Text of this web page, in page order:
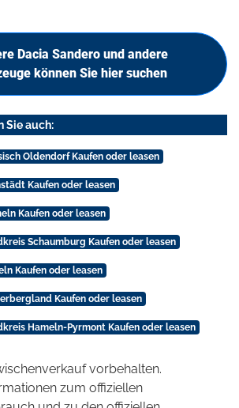
Dacia Sandero und andere
können Sie hier suchen
Sie auch:
Oldendorf Kaufen oder leasen
Kaufen oder leasen
Kaufen oder leasen
Schaumburg Kaufen oder leasen
Kaufen oder leasen
Kaufen oder leasen
Hameln-Pyrmont Kaufen oder leasen
vorbehalten.
zum offiziellen